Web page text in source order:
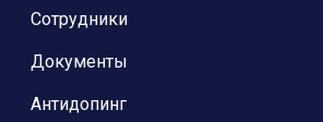
Сотрудники
Документы
Антидопинг